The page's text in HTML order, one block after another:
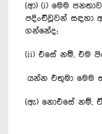
(ආ) (i) මෙම
පදිංචිවූවන් සඳහා
ගන්නේද;
(ii) එසේ නම්, එම
යන්න එතුමා මෙම
(ඇ) නොඑසේ නම්,